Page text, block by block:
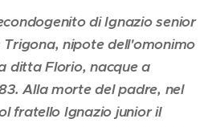
di Ignazio senior
Trigona, nipote dell'omonimo
ditta Florio, nacque a
Alla morte del padre, nel
fratello Ignazio junior il